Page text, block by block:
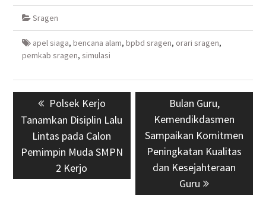
Sragen
apel siaga, bencana alam, bpbd sragen, orari sragen,
pemkab sragen, simulasi
Navigasi
Previous
post:
Polsek Kerjo
Tanamkan Disiplin Lalu
Lintas pada Calon
Pemimpin Muda SMPN
2 Kerjo
Next
post:
Bulan Guru,
Kemendikdasmen
Sampaikan Komitmen
Peningkatan Kualitas
dan Kesejahteraan
Guru